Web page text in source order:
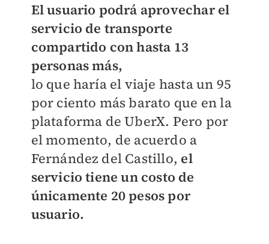
El usuario podrá aprovechar el
servicio de transporte
compartido con hasta 13
personas más,
lo que haría el viaje hasta un 95
por ciento más barato que en la
plataforma de UberX. Pero por
el momento, de acuerdo a
Fernández del Castillo, el
servicio tiene un costo de
únicamente 20 pesos por
usuario.